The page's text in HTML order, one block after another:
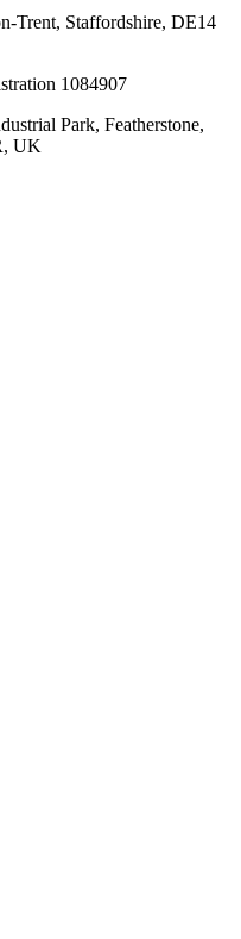
Trent, Staffordshire, DE14
1084907
Park, Featherstone,
UK